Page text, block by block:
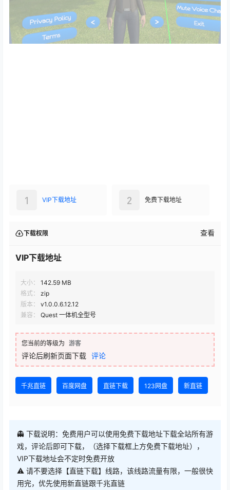
VIP下载地址
1 免费下载地址
2
下载权限 查看
VIP下载地址
大小：
142.59 MB
格式：
zip
版本：
v1.0.0.6.12.12
兼容：
Quest 一体机全型号
您当前的等级为 游客
评论后刷新页面下载 评论
千兆直链 百度网盘 直链下载 123网盘 新直链
👻 下载说明：免费用户可以使用免费下载地址下载全站所有游
戏，评论后即可下载，（选择下载框上方免费下载地址），
VIP下载地址会不定时免费开放
⚠ 请不要选择【直链下载】线路，该线路流量有限，一般很快
用完，优先使用新直链跟千兆直链